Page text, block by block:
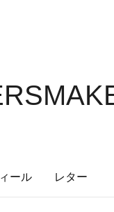
ール レター